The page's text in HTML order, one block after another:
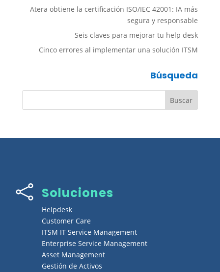
Atera obtiene la certificación ISO/IEC 42001: IA más
segura y responsable
Seis claves para mejorar tu help desk
Cinco errores al implementar una solución ITSM
Búsqueda
 Soluciones
Helpdesk
Customer Care
ITSM IT Service Management
Enterprise Service Management
Asset Management
Gestión de Activos